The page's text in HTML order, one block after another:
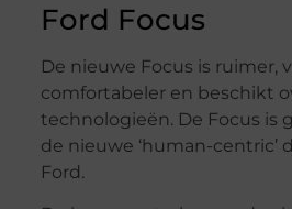
Ford Focus
De nieuwe Focus is ruimer,
comfortabeler en beschikt
technologieën. De Focus is
de nieuwe ‘human-centric’
Ford.